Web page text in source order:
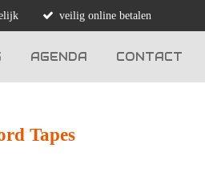
veilig online betalen
AGENDA CONTACT
Tapes